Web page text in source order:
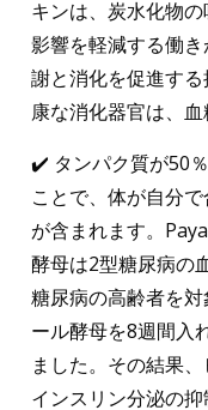
キンは、炭水化物
影響を軽減する働
謝と消化を促進す
康な消化器官は、血
タンパク質が50
ことで、体が自分
が含まれます。
酵母は2型糖尿病の
糖尿病の高齢者を
ール酵母を8週間入
ました。その結果
インスリン分泌の